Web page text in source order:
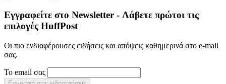
Εγγραφείτε στο Newsletter - Λάβετε πρώτοι τις
επιλογές HuffPost
Οι πιο ενδιαφέρουσες ειδήσεις και απόψεις καθημερινά στο e-mail
σας.
Το email σας